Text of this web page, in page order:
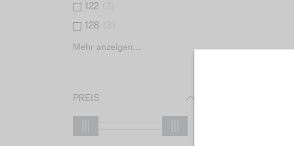
122
128
Mehr anzeigen...
PREIS